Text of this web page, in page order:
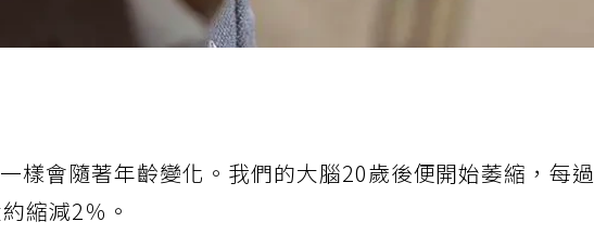
樣會隨著年齡變化。我們的大腦20歲後便開始萎縮，每過
縮減2％。